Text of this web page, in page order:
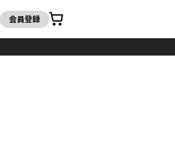
会員登録
カート